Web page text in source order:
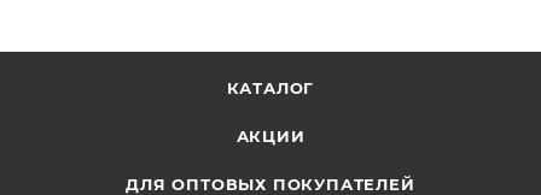
КАТАЛОГ
АКЦИИ
ДЛЯ ОПТОВЫХ ПОКУПАТЕЛЕЙ